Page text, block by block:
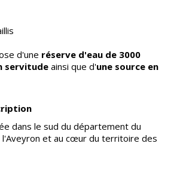
d'une réserve d'eau de 3000
servitude ainsi que d'une source en
dans le sud du département du
l'Aveyron et au cœur du territoire des